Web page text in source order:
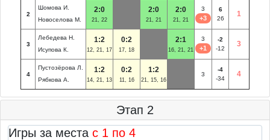
2
Шомова И.
Новоселова М.
2:0
21, 22
2:0
21, 21
2:0
21, 21
3
+3
6
26
1
3
Лебедева Н.
Исупова К.
1:2
12, 21, 17
0:2
17, 18
2:1
16, 21, 21
3
+1
-2
-12
3
4
Пустозёрова Л.
Рябкова А.
1:2
14, 21, 13
0:2
11, 16
1:2
21, 15, 16
3
-4
-34
4
Этап 2
Игры за места c 1 по 4